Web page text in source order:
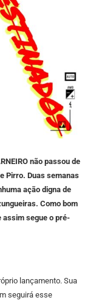
não passou de
Pirro. Duas semanas
ação digna de
Como bom
segue o pré-
lançamento. Sua
seguirá esse